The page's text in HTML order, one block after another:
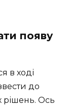
появу
в ході
до
рішень. Ось